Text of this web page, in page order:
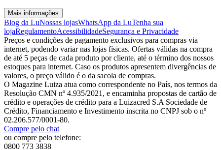
Mais informações
Blog da LuNossas lojasWhatsApp da LuTenha sua
lojaRegulamentoAcessibilidadeSegurança e Privacidade
Preços e condições de pagamento exclusivos para compras via
internet, podendo variar nas lojas físicas. Ofertas válidas na compra
de até 5 peças de cada produto por cliente, até o término dos nossos
estoques para internet. Caso os produtos apresentem divergências de
valores, o preço válido é o da sacola de compras.
O Magazine Luiza atua como correspondente no País, nos termos da
Resolução CMN nº 4.935/2021, e encaminha propostas de cartão de
crédito e operações de crédito para a Luizacred S.A Sociedade de
Crédito, Financiamento e Investimento inscrita no CNPJ sob o nº
02.206.577/0001-80.
Compre pelo chat
ou compre pelo telefone:
0800 773 3838